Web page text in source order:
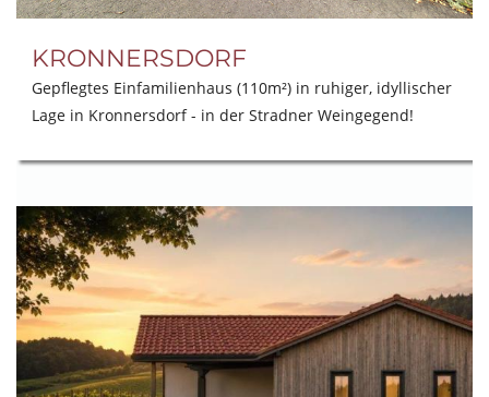
KRONNERSDORF
Gepflegtes Einfamilienhaus (110m²) in ruhiger, idyllischer
Lage in Kronnersdorf - in der Stradner Weingegend!